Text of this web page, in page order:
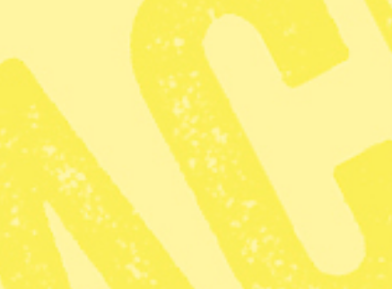
Publicerad 2026-04-24